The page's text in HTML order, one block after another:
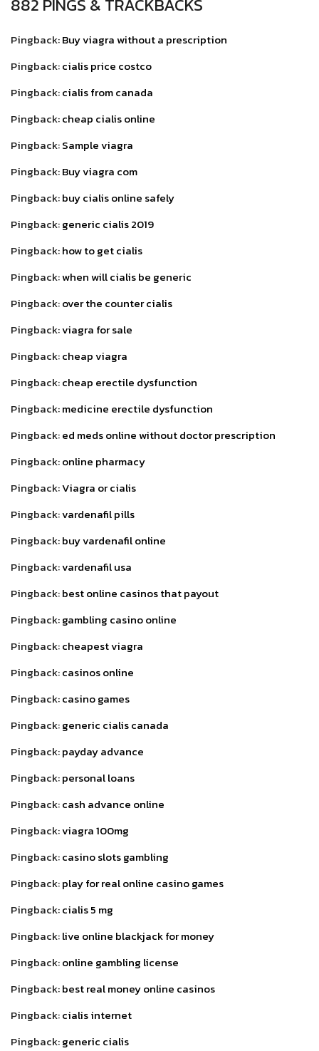
882 PINGS & TRACKBACKS
Pingback:Buy viagra without a prescription
Pingback:cialis price costco
Pingback:cialis from canada
Pingback:cheap cialis online
Pingback:Sample viagra
Pingback:Buy viagra com
Pingback:buy cialis online safely
Pingback:generic cialis 2019
Pingback:how to get cialis
Pingback:when will cialis be generic
Pingback:over the counter cialis
Pingback:viagra for sale
Pingback:cheap viagra
Pingback:cheap erectile dysfunction
Pingback:medicine erectile dysfunction
Pingback:ed meds online without doctor prescription
Pingback:online pharmacy
Pingback:Viagra or cialis
Pingback:vardenafil pills
Pingback:buy vardenafil online
Pingback:vardenafil usa
Pingback:best online casinos that payout
Pingback:gambling casino online
Pingback:cheapest viagra
Pingback:casinos online
Pingback:casino games
Pingback:generic cialis canada
Pingback:payday advance
Pingback:personal loans
Pingback:cash advance online
Pingback:viagra 100mg
Pingback:casino slots gambling
Pingback:play for real online casino games
Pingback:cialis 5 mg
Pingback:live online blackjack for money
Pingback:online gambling license
Pingback:best real money online casinos
Pingback:cialis internet
Pingback:generic cialis